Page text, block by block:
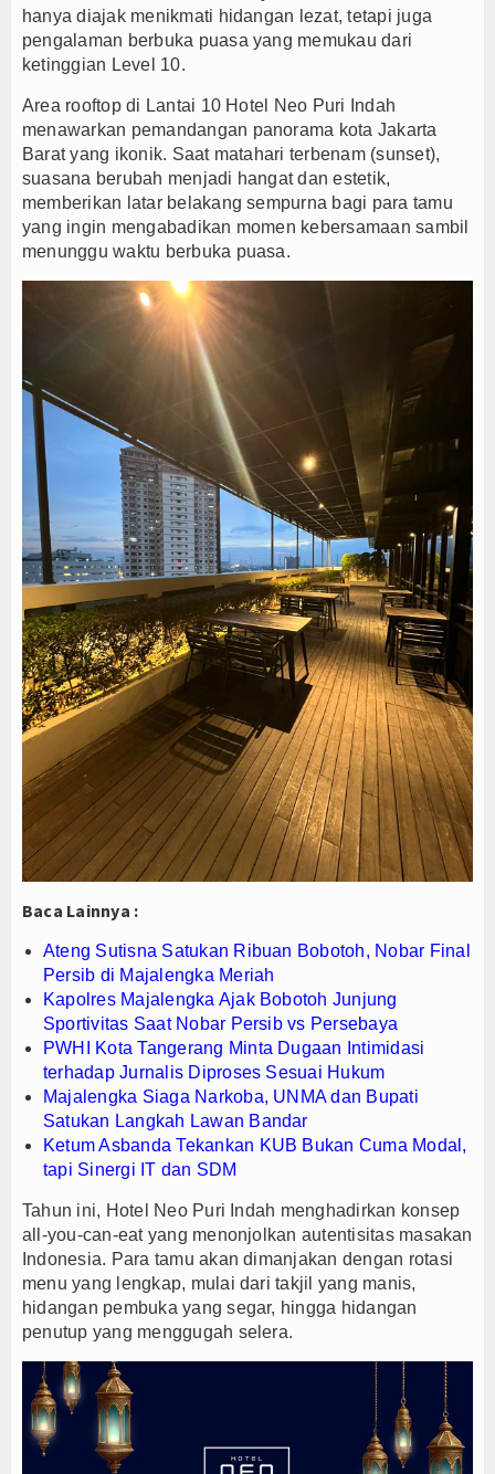
Nakes yang Terlantarkan Pasien BPJS
Langkah Lawan Bandar
Persib Juara Piala Presiden 2026
hanya diajak menikmati hidangan lezat, tetapi juga
pengalaman berbuka puasa yang memukau dari
ketinggian Level 10.
Area rooftop di Lantai 10 Hotel Neo Puri Indah
menawarkan pemandangan panorama kota Jakarta
Barat yang ikonik. Saat matahari terbenam (sunset),
suasana berubah menjadi hangat dan estetik,
memberikan latar belakang sempurna bagi para tamu
yang ingin mengabadikan momen kebersamaan sambil
menunggu waktu berbuka puasa.
Baca Lainnya :
Ateng Sutisna Satukan Ribuan Bobotoh, Nobar Final
Persib di Majalengka Meriah
Kapolres Majalengka Ajak Bobotoh Junjung
Sportivitas Saat Nobar Persib vs Persebaya
PWHI Kota Tangerang Minta Dugaan Intimidasi
terhadap Jurnalis Diproses Sesuai Hukum
Majalengka Siaga Narkoba, UNMA dan Bupati
Satukan Langkah Lawan Bandar
Ketum Asbanda Tekankan KUB Bukan Cuma Modal,
tapi Sinergi IT dan SDM
Tahun ini, Hotel Neo Puri Indah menghadirkan konsep
all-you-can-eat yang menonjolkan autentisitas masakan
Indonesia. Para tamu akan dimanjakan dengan rotasi
menu yang lengkap, mulai dari takjil yang manis,
hidangan pembuka yang segar, hingga hidangan
penutup yang menggugah selera.